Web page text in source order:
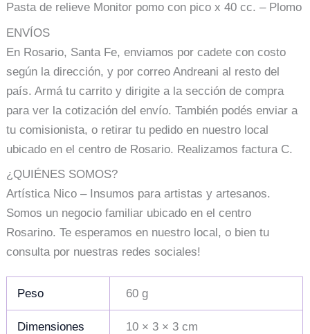
Pasta de relieve Monitor pomo con pico x 40 cc. – Plomo
ENVÍOS
En Rosario, Santa Fe, enviamos por cadete con costo
según la dirección, y por correo Andreani al resto del
país. Armá tu carrito y dirigite a la sección de compra
para ver la cotización del envío. También podés enviar a
tu comisionista, o retirar tu pedido en nuestro local
ubicado en el centro de Rosario. Realizamos factura C.
¿QUIÉNES SOMOS?
Artística Nico – Insumos para artistas y artesanos.
Somos un negocio familiar ubicado en el centro
Rosarino. Te esperamos en nuestro local, o bien tu
consulta por nuestras redes sociales!
Peso 60 g
Dimensiones 10 × 3 × 3 cm